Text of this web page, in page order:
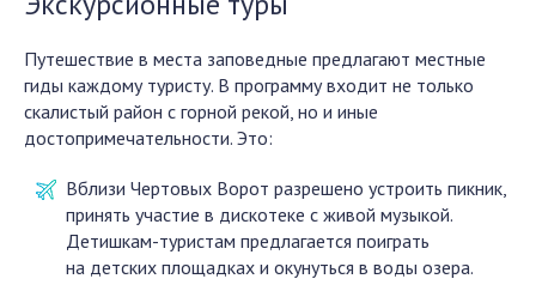
Путешествие в места заповедные предлагают местные
гиды каждому туристу. В программу входит не только
скалистый район с горной рекой, но и иные
достопримечательности. Это:
Вблизи Чертовых Ворот разрешено устроить пикник,
принять участие в дискотеке с живой музыкой.
Детишкам-туристам предлагается поиграть
на детских площадках и окунуться в воды озера.